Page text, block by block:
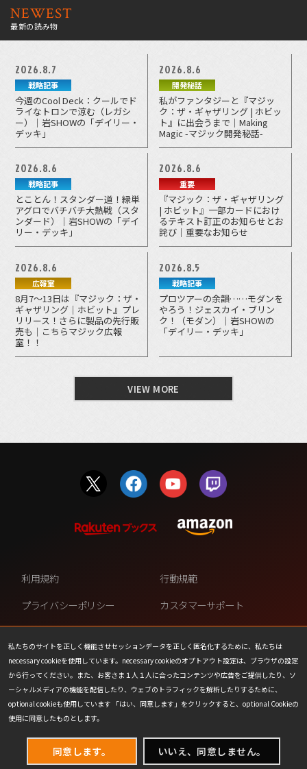
NEWEST
最新の読み物
2026.8.7
戦略記事
今週のCool Deck：クールでド
ライなトロンで涼む（レガシ
ー）｜岩SHOWの「デイリー・
デッキ」
2026.8.6
開発秘話
私がファンタジーと『マジッ
ク：ザ・ギャザリング | ホビッ
ト』に出会うまで｜Making
Magic -マジック開発秘話-
2026.8.6
戦略記事
とことん！スタンダー道！緑単
アグロでバチバチ大熱戦（スタ
ンダード）｜岩SHOWの「デイ
リー・デッキ」
2026.8.6
重要
『マジック：ザ・ギャザリング
| ホビット』一部カードにおけ
るテキスト訂正のお知らせとお
詫び｜重要なお知らせ
2026.8.6
広報室
8月7～13日は『マジック：ザ・
ギャザリング｜ホビット』プレ
リリース！さらに製品の先行販
売も｜こちらマジック広報
室！！
2026.8.5
戦略記事
プロツアーの余韻……モダンを
やろう！ジェスカイ・ブリン
ク！（モダン）｜岩SHOWの
「デイリー・デッキ」
VIEW MORE
私たちのサイトを正しく機能させセッションデータを正しく匿名化するために、私たちは
necessary cookieを使用しています。necessary cookieのオプトアウト設定は、ブラウザの設定
から行ってください。また、お客さま１人１人に合ったコンテンツや広告をご提供したり、ソ
ーシャルメディアの機能を配信したり、ウェブのトラフィックを解析したりするために、
optional cookieも使用しています 「はい、同意します」をクリックすると、optional Cookieの
使用に同意したものとします。
同意します。 いいえ、同意しません。
利用規約
行動規範
プライバシーポリシー
カスタマーサポート
ファンコンテンツ・ポリシー
個人情報の販売や共有を許可し
ない
COOKIE
プレスリリース
会社情報
お問い合わせ